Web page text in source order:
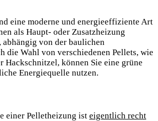
eine moderne und energieeffiziente Art
als Haupt- oder Zusatzheizung
abhängig von der baulichen
die Wahl von verschiedenen Pellets, wie
Hackschnitzel, können Sie eine grüne
Energiequelle nutzen.
einer Pelletheizung ist eigentlich recht